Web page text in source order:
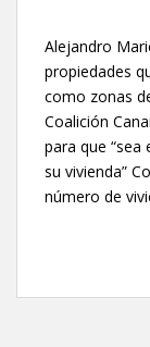
Alejandro
propiedades
como zonas
Coalición
para que “sea
su vivienda”
número de